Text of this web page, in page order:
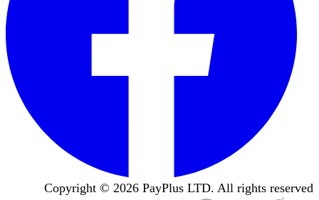
Copyright © 2026 PayPlus LTD. All rights reserved